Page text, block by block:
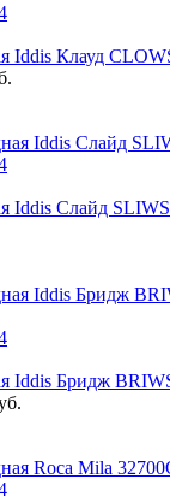
Iddis Клауд
Iddis Слайд
Iddis Бридж